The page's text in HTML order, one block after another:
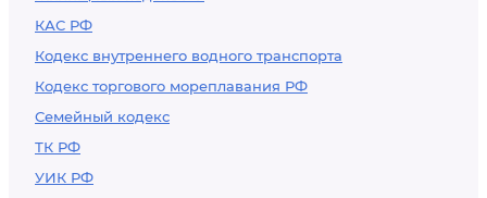
КАС РФ
Кодекс внутреннего водного транспорта
Кодекс торгового мореплавания РФ
Семейный кодекс
ТК РФ
УИК РФ